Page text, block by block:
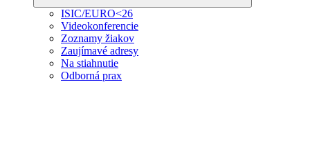
ISIC/EURO<26
Videokonferencie
Zoznamy žiakov
Zaujímavé adresy
Na stiahnutie
Odborná prax